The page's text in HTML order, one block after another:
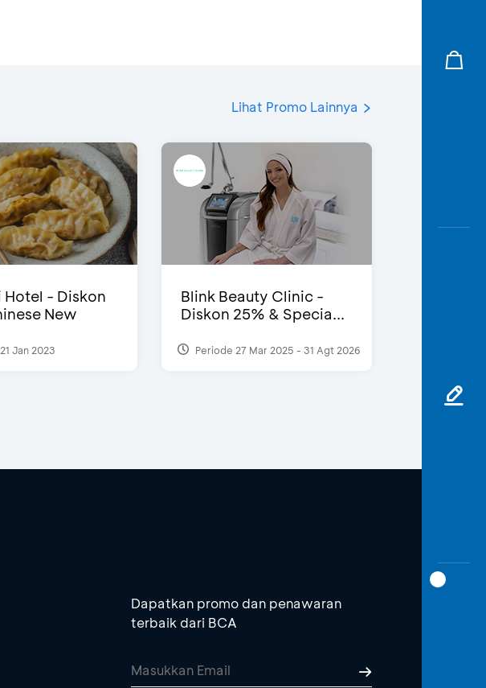
Lihat Promo Lainnya
Hotel - Diskon
New
Jan 2023
Blink Beauty Clinic -
Diskon 25% & Specia...
Periode 27 Mar 2025 - 31 Agt 2026
Dapatkan promo dan penawaran
terbaik dari BCA